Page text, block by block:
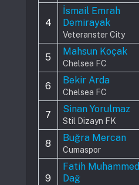
4
İsmail Emrah
Demirayak
Veteranster City
5
Mahsun Koçak
Chelsea FC
6
Bekir Arda
Chelsea FC
7
Sinan Yorulmaz
Stil Dizayn FK
8
Buğra Mercan
Cumaspor
9
Fatih Muhammed
Dağ